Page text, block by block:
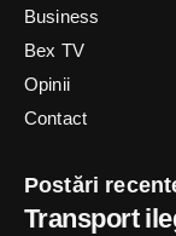
Business
Bex TV
Opinii
Contact
Postări
Transport